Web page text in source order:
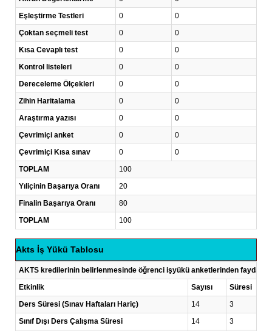
Eşleştirme Testleri
0
0
Çoktan seçmeli test
0
0
Kısa Cevaplı test
0
0
Kontrol listeleri
0
0
Dereceleme Ölçekleri
0
0
Zihin Haritalama
0
0
Araştırma yazısı
0
0
Çevrimiçi anket
0
0
Çevrimiçi Kısa sınav
0
0
TOPLAM
100
Yıliçinin Başarıya Oranı
20
Finalin Başarıya Oranı
80
TOPLAM
100
Akts İş Yükü Tablosu
AKTS kredilerinin belirlenmesinde öğrenci işyükü anketlerinden
Etkinlik
Sayısı Süresi
Ders Süresi (Sınav Haftaları Hariç)
14 3
Sınıf Dışı Ders Çalışma Süresi
14 3